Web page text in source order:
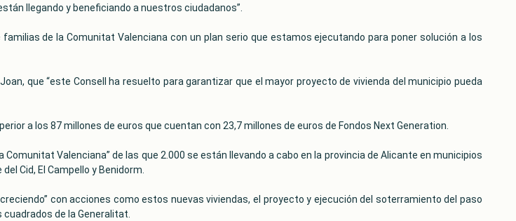
llegando y beneficiando a nuestros ciudadanos”.
de la Comunitat Valenciana con un plan serio que estamos ejecutando para poner solución a los
que “este Consell ha resuelto para garantizar que el mayor proyecto de vivienda del municipio pueda
a los 87 millones de euros que cuentan con 23,7 millones de euros de Fondos Next Generation.
Valenciana” de las que 2.000 se están llevando a cabo en la provincia de Alicante en municipios
Cid, El Campello y Benidorm.
con acciones como estos nuevas viviendas, el proyecto y ejecución del soterramiento del paso
de la Generalitat.